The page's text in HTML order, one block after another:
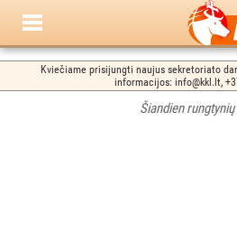
Kviečiame prisijungti naujus sekretoriato
informacijos: info@kkl.lt,
Šiandien